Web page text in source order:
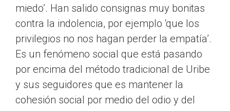
miedo’. Han salido consignas muy bonitas
contra la indolencia, por ejemplo ‘que los
privilegios no nos hagan perder la empatía’.
Es un fenómeno social que está pasando
por encima del método tradicional de Uribe
y sus seguidores que es mantener la
cohesión social por medio del odio y del